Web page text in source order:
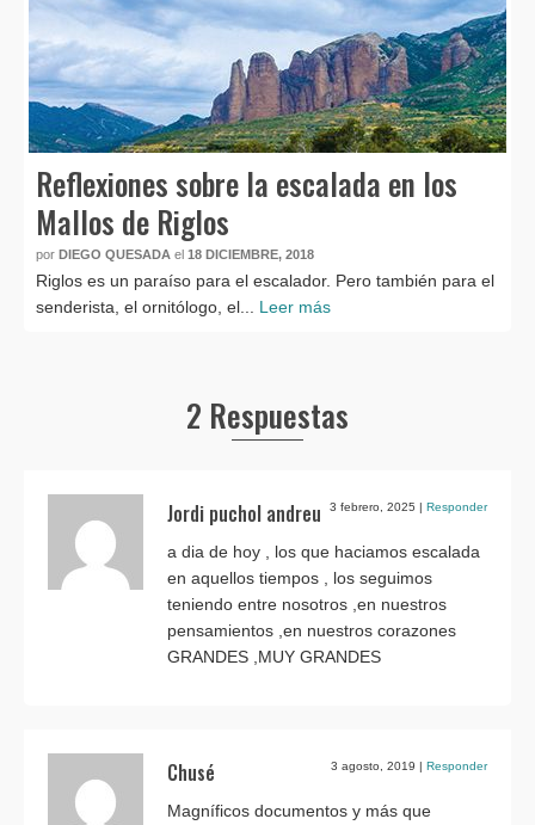
Reflexiones sobre la escalada en los
Mallos de Riglos
por DIEGO QUESADA el 18 DICIEMBRE, 2018
Riglos es un paraíso para el escalador. Pero también para el
senderista, el ornitólogo, el... Leer más
2 Respuestas
Jordi puchol andreu 3 febrero, 2025 | Responder
a dia de hoy , los que haciamos escalada
en aquellos tiempos , los seguimos
teniendo entre nosotros ,en nuestros
pensamientos ,en nuestros corazones
GRANDES ,MUY GRANDES
Chusé 3 agosto, 2019 | Responder
Magníficos documentos y más que